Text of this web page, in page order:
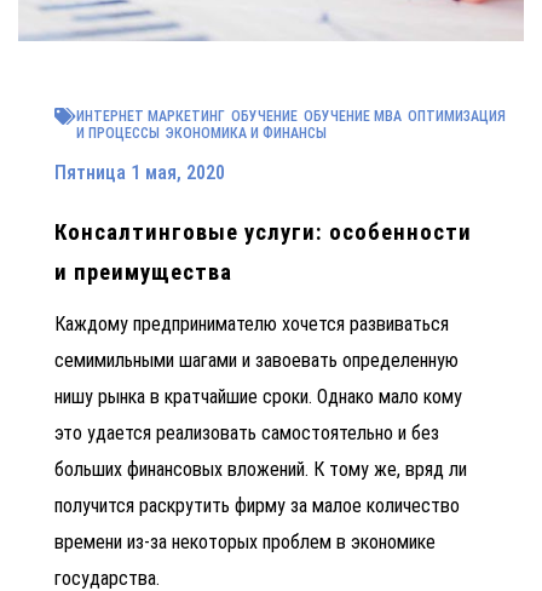
ИНТЕРНЕТ МАРКЕТИНГ ОБУЧЕНИЕ ОБУЧЕНИЕ MBA ОПТИМИЗАЦИЯ
И ПРОЦЕССЫ ЭКОНОМИКА И ФИНАНСЫ
Пятница 1 мая, 2020
Консалтинговые услуги: особенности
и преимущества
Каждому предпринимателю хочется развиваться
семимильными шагами и завоевать определенную
нишу рынка в кратчайшие сроки. Однако мало кому
это удается реализовать самостоятельно и без
больших финансовых вложений. К тому же, вряд ли
получится раскрутить фирму за малое количество
времени из-за некоторых проблем в экономике
государства.